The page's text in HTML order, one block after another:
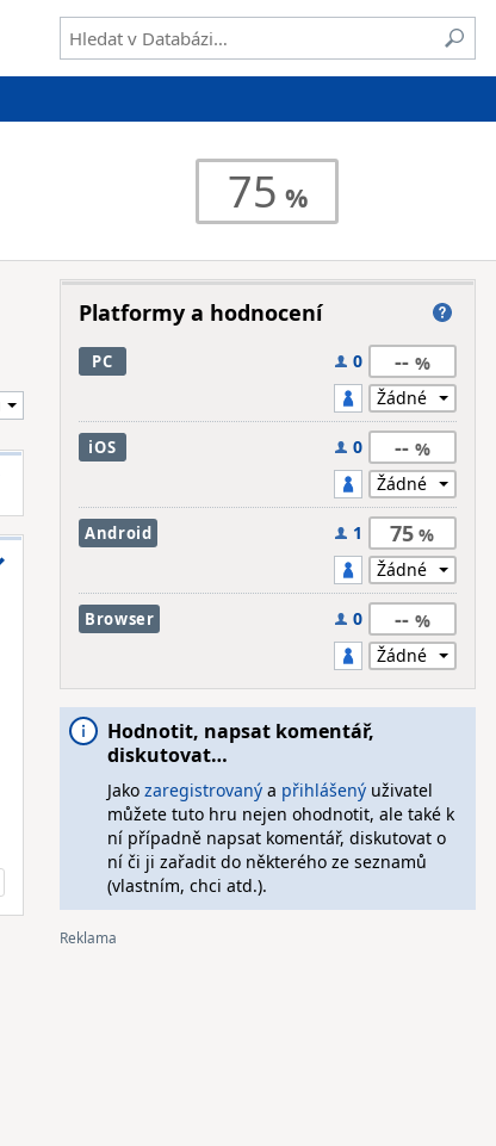
75
Platformy a hodnocení
PC 0 --
iOS 0 --
Android 1 75
Browser 0 --
Hodnotit, napsat komentář,
diskutovat…
Jako zaregistrovanýa přihlášenýuživatel
můžete tuto hru nejen ohodnotit, ale také k
ní případně napsat komentář, diskutovat o
ní či ji zařadit do některého ze seznamů
(vlastním, chci atd.).